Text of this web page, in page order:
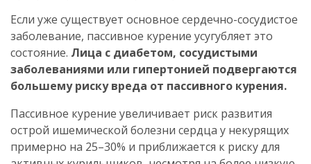
Если уже существует основное сердечно-сосудистое
заболевание, пассивное курение усугубляет это
состояние. Лица с диабетом, сосудистыми
заболеваниями или гипертонией подвергаются
большему риску вреда от пассивного курения.
Пассивное курение увеличивает риск развития
острой ишемической болезни сердца у некурящих
примерно на 25–30% и приближается к риску для